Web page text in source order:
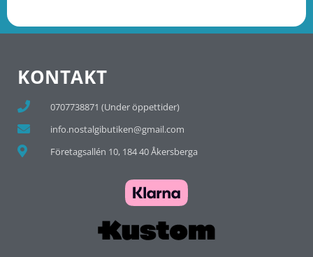
KONTAKT
0707738871 (Under öppettider)
info.nostalgibutiken@gmail.com
Företagsallén 10, 184 40 Åkersberga